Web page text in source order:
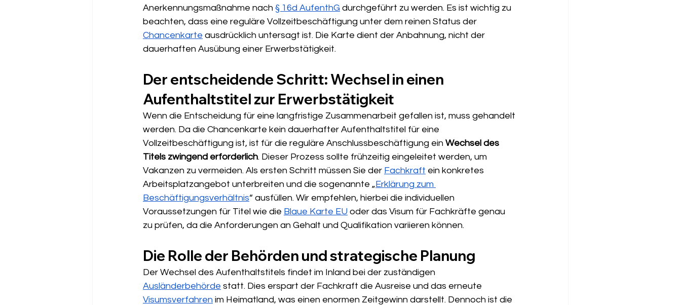
Anerkennungsmaßnahme nach § 16d AufenthG durchgeführt zu werden. Es ist wichtig zu
beachten, dass eine reguläre Vollzeitbeschäftigung unter dem reinen Status der
Chancenkarte ausdrücklich untersagt ist. Die Karte dient der Anbahnung, nicht der
dauerhaften Ausübung einer Erwerbstätigkeit.
Der entscheidende Schritt: Wechsel in einen
Aufenthaltstitel zur Erwerbstätigkeit
Wenn die Entscheidung für eine langfristige Zusammenarbeit gefallen ist, muss gehandelt
werden. Da die Chancenkarte kein dauerhafter Aufenthaltstitel für eine
Vollzeitbeschäftigung ist, ist für die reguläre Anschlussbeschäftigung ein Wechsel des
Titels zwingend erforderlich. Dieser Prozess sollte frühzeitig eingeleitet werden, um
Vakanzen zu vermeiden. Als ersten Schritt müssen Sie der Fachkraft ein konkretes
Arbeitsplatzangebot unterbreiten und die sogenannte „Erklärung zum
Beschäftigungsverhältnis“ ausfüllen. Wir empfehlen, hierbei die individuellen
Voraussetzungen für Titel wie die Blaue Karte EU oder das Visum für Fachkräfte genau
zu prüfen, da die Anforderungen an Gehalt und Qualifikation variieren können.
Die Rolle der Behörden und strategische Planung
Der Wechsel des Aufenthaltstitels findet im Inland bei der zuständigen
Ausländerbehörde statt. Dies erspart der Fachkraft die Ausreise und das erneute
Visumsverfahren im Heimatland, was einen enormen Zeitgewinn darstellt. Dennoch ist die